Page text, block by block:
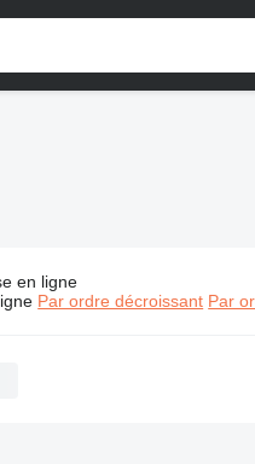
en ligne
Par ordre décroissant Par